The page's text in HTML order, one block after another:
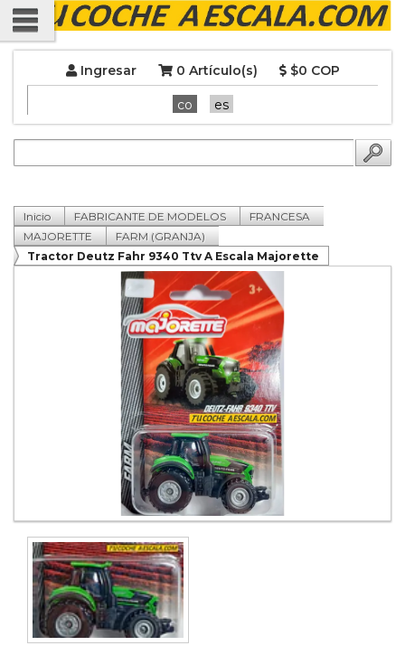
Ingresar 0 Artículo(s) $0 COP
co es
Inicio FABRICANTE DE MODELOS
FRANCESA
MAJORETTE
FARM (GRANJA)
Tractor Deutz Fahr 9340 Ttv A Escala Majorette